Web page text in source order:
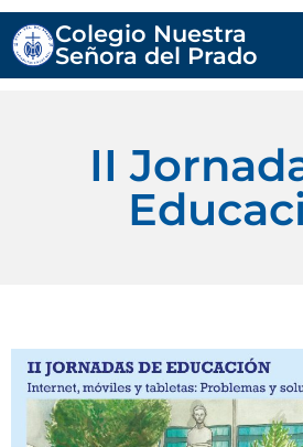
Colegio Nuestra
Señora del Prado
II